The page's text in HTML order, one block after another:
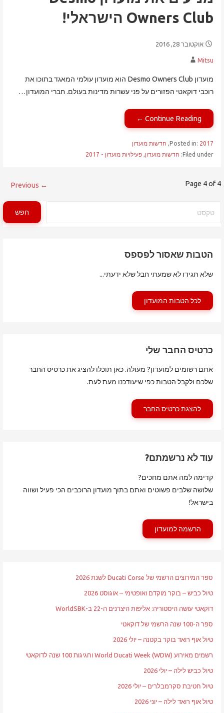
Owners Club הישראלי!
אוקטובר 28, 2016
Mitsu
מועדון Desmo Owners Club הוא מועדון עולמי המאגד בתוכו את
רוכבי דוקאטי הפזורים על פני עשרות מדינות בעולם. חברי המועדון…
Continue Reading ←
Posted in: 2017
, חדשות מועדון
Filed under: חדשות מועדון פעילויות מועדון - 2017
פוסט
navigation
Page 4 of 4
← Previous
חפש
הטבות שאסור לפספס
שלא תגידו לא שמעתי חבל שלא ידעתי...
לכל הטבות המועדון
כרטיס החבר שלי
אתם רשומים למועדון? מעולה. כאן תוכלו להציג את כרטיס החבר
שלכם ולקבל הטבות כפי שיעודכנו מעת לעת.
להצגת כרטיס החבר
עוד לא נרשמתם?
קדימה למה אתם מחכים?
שלושה שלבים פשוטים ואתם בתוך מועדון הרוכבים הכי פעיל ושווה
בישראל!
הרשמה למועדון
ספר המירוצים הרשמי של Ducati Corse לשנת 2026
טיול כביש – בוקר מוקדם ואופטימי – אוגוסט 2026
דוקאטי עושה היסטוריה: אליפות היצרנים ה-22 ב-WorldSBK
ספר ה-100 שנה הרשמי של דוקאטי
טיול אוף רואד בוקר בקטנה – יולי 2026
רשמים מאירוע World Ducati Week (WDW) וחגיגות 100 שנה לדוקאטי
טיול כביש לילה – יולי 2026
טיול חטיבת סקרמבלרים – יולי 2026
טיול אוף רואד לילה – יוני 2026